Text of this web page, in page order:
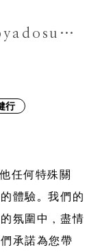
yunosawaonsen「tokinoyadosumire」
行
任何特殊關
體驗。我們的
氛圍中，盡情
承諾為您帶